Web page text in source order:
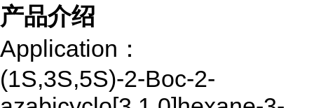
产品介绍
Application：
(1S,3S,5S)-2-Boc-2-